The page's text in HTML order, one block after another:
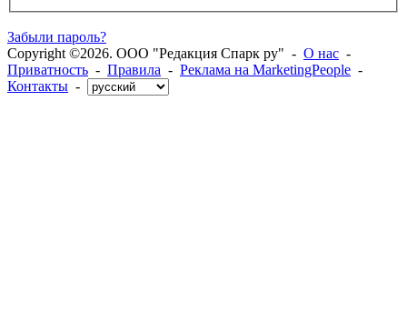
Забыли пароль?
Copyright ©2026. ООО "Редакция Спарк ру" - О нас -
Приватность - Правила - Реклама на MarketingPeople -
Контакты -